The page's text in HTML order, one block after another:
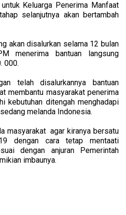
Keluarga Penerima Manfaat
selanjutnya akan bertambah
akan disalurkan selama 12 bulan
menerima bantuan langsung
000.
telah disalurkannya bantuan
membantu masyarakat penerima
kebutuhan ditengah menghadapi
melanda Indonesia.
masyarakat agar kiranya bersatu
dengan cara tetap mentaati
dengan anjuran Pemerintah
imbaunya.